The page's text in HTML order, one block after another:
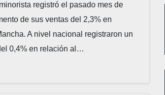
registró el pasado mes de
de sus ventas del 2,3% en
A nivel nacional registraron un
0,4% en relación al…